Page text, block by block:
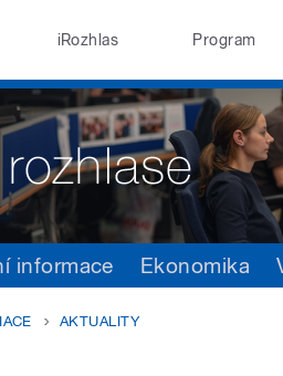
iRozhlas Program
informace Ekonomika
AKTUALITY